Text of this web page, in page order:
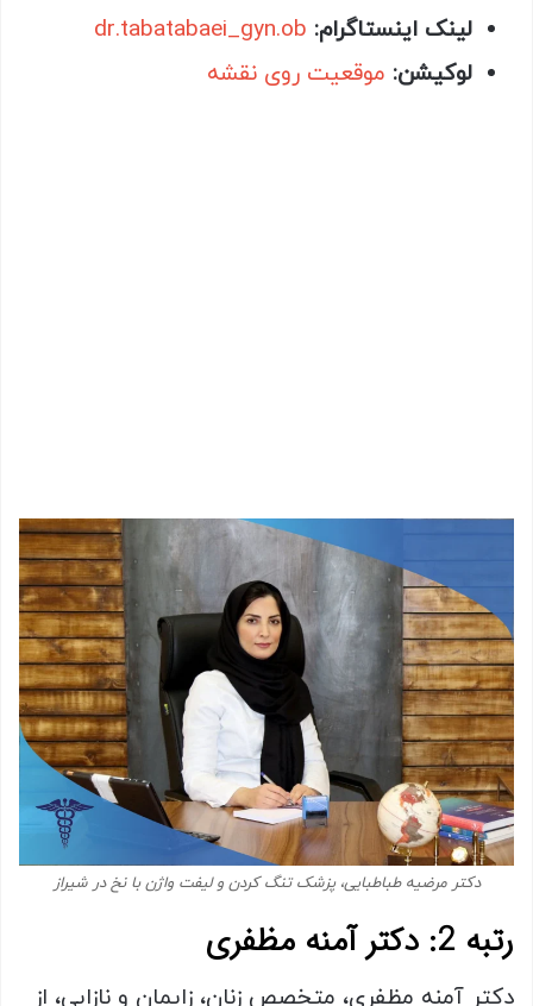
لینک اینستاگرام: dr.tabatabaei_gyn.ob
لوکیشن: موقعیت روی نقشه
دکتر مرضیه طباطبایی، پزشک تنگ کردن و لیفت واژن با نخ در شیراز
رتبه 2: دکتر آمنه مظفری
دکتر آمنه مظفری، متخصص زنان، زایمان و نازایی، از